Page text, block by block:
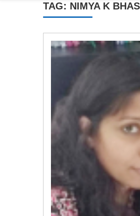
TAG: NIMYA K BHAS